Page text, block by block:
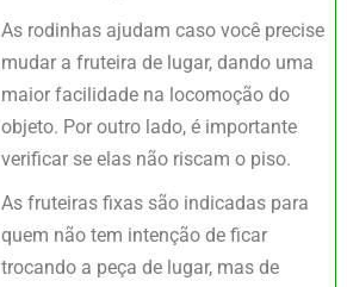
As rodinhas ajudam caso você precise
mudar a fruteira de lugar, dando uma
maior facilidade na locomoção do
objeto. Por outro lado, é importante
verificar se elas não riscam o piso.
As fruteiras fixas são indicadas para
quem não tem intenção de ficar
trocando a peça de lugar, mas de